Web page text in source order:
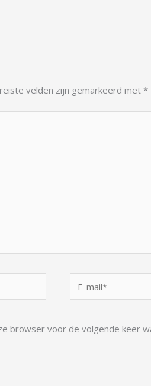
velden zijn gemarkeerd met*
mail*
browser voor de volgende keer